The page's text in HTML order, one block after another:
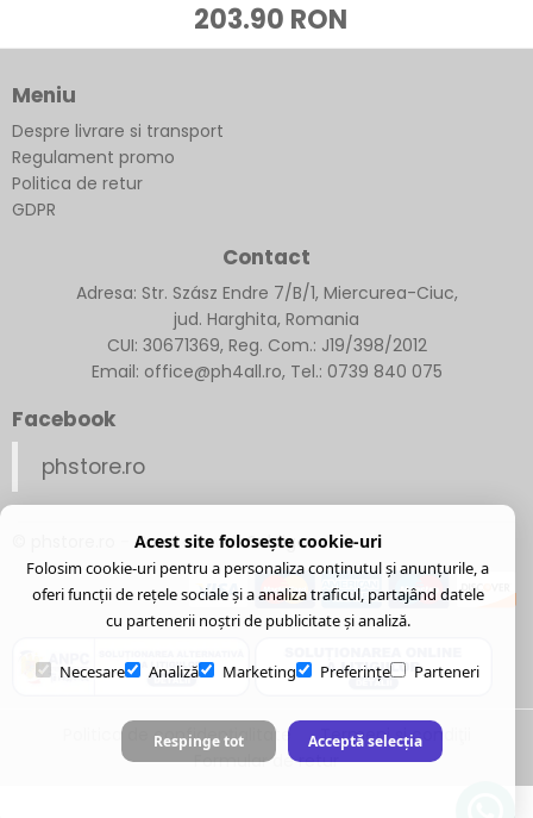
203.90 RON
Meniu
Despre livrare si transport
Regulament promo
Politica de retur
GDPR
Contact
Adresa: Str. Szász Endre 7/B/1, Miercurea-Ciuc,
jud. Harghita, Romania
CUI: 30671369, Reg. Com.: J19/398/2012
Email: office@ph4all.ro, Tel.: 0739 840 075
Facebook
phstore.ro
- Created withSoldigo
Politica de confidenţialitate
Termeni şi condiţii
Formular de retur
Acest site folosește cookie-uri
Folosim cookie-uri pentru a personaliza conținutul și anunțurile, a
oferi funcții de rețele sociale și a analiza traficul, partajând datele
cu partenerii noștri de publicitate și analiză.
Necesare Analiză Marketing Preferințe Parteneri
Respinge tot Acceptă selecția